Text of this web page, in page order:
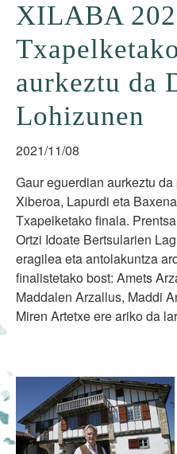
XILABA
aurkeztu da
Lohizunen
2021/11/08
Gaur eguerdian aurkeztu
Xiberoa, Lapurdi eta
Txapelketako finala.
Ortzi Idoate Bertsularien
eragilea eta antolakuntza
finalistetako bost: Amets
Maddalen Arzallus, Maddi
Miren Artetxe ere ariko da